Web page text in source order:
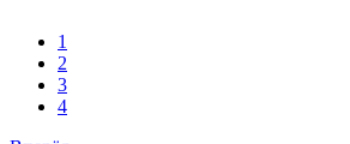
1
2
3
4